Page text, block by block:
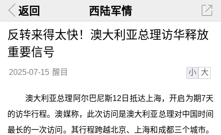
返回 西陆军情
反转来得太快！澳大利亚总理访华释放
重要信号
2025-07-15 醒目 小 大
澳大利亚总理阿尔巴尼斯12日抵达上海，开启为期7天
的访华行程。澳媒称，此次访问是澳大利亚总理对中国时间
最长的一次访问。其行程跨越北京、上海和成都三个城市。